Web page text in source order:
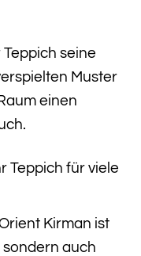
seine
Muster
einen
Teppich für viele
Kirman ist
auch